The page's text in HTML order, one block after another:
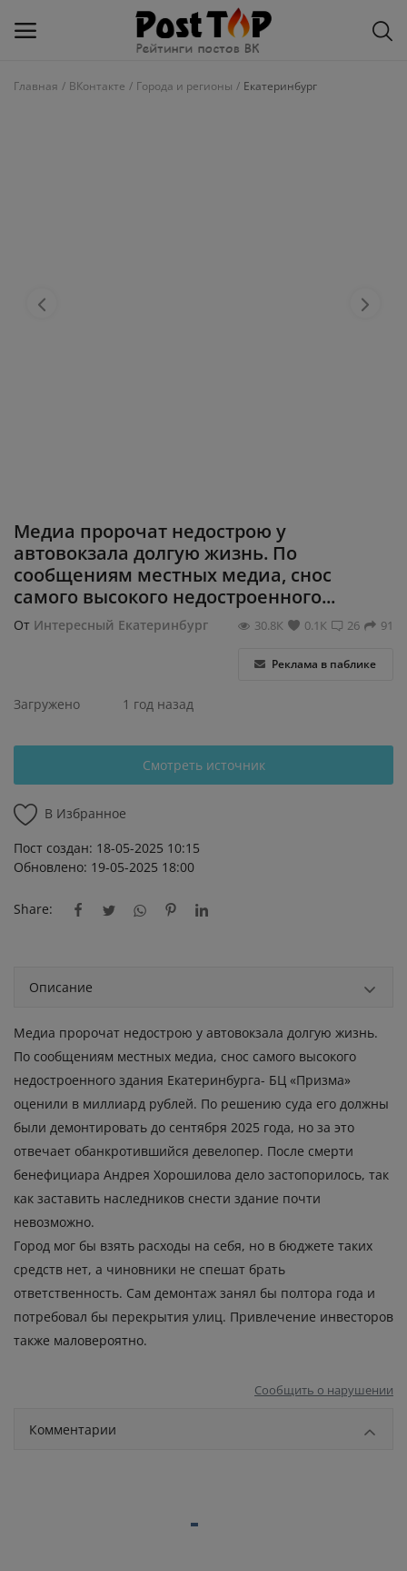
О рейтинге
Главная ВКонтакте Города и регионы Екатеринбург
Медиа пророчат недострою у
автовокзала долгую жизнь. По
сообщениям местных медиа, снос
самого высокого недостроенного...
От Интересный Екатеринбург 91
26
0.1К
30.8К
Реклама в паблике
Загружено 1 год назад
Смотреть источник
В Избранное
Пост создан: 18-05-2025 10:15
Обновлено: 19-05-2025 18:00
Share:
Описание
Медиа пророчат недострою у автовокзала долгую жизнь.
По сообщениям местных медиа, снос самого высокого
недостроенного здания Екатеринбурга- БЦ «Призма»
оценили в миллиард рублей. По решению суда его должны
были демонтировать до сентября 2025 года, но за это
отвечает обанкротившийся девелопер. После смерти
бенефициара Андрея Хорошилова дело застопорилось, так
как заставить наследников снести здание почти
невозможно.
Город мог бы взять расходы на себя, но в бюджете таких
средств нет, а чиновники не спешат брать
ответственность. Сам демонтаж занял бы полтора года и
потребовал бы перекрытия улиц. Привлечение инвесторов
также маловероятно.
Сообщить о нарушении
Комментарии